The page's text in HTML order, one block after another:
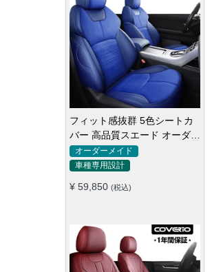
フィット感抜群 5色シートカ
バー 高品質スエード オーダー
メイド 防汚防水 耐久性
オーダーメイド
車種専用設計
¥ 59,850 (税込)